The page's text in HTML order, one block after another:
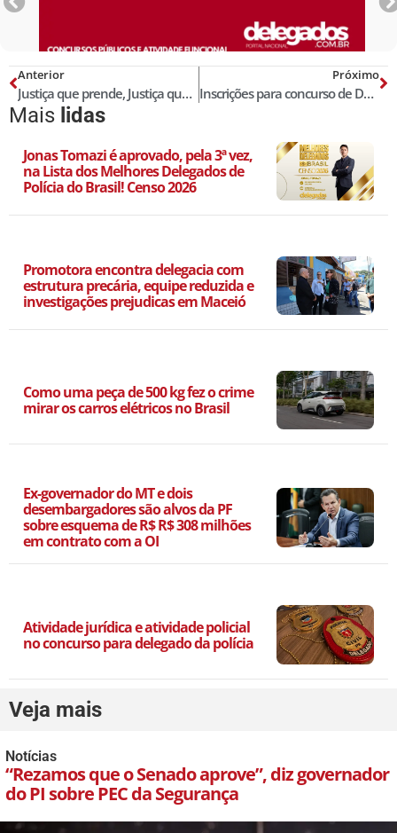
Anterior
Justiça que prende, Justiça que solta
Próximo
Inscrições para concurso de Delegado da Polícia Civil de Goiás abrem amanhã!
Mais lidas
Jonas Tomazi é aprovado, pela 3ª vez,
na Lista dos Melhores Delegados de
Polícia do Brasil! Censo 2026
Promotora encontra delegacia com
estrutura precária, equipe reduzida e
investigações prejudicas em Maceió
Como uma peça de 500 kg fez o crime
mirar os carros elétricos no Brasil
Ex-governador do MT e dois
desembargadores são alvos da PF
sobre esquema de R$ R$ 308 milhões
em contrato com a OI
Atividade jurídica e atividade policial
no concurso para delegado da polícia
Veja mais
Notícias
“Rezamos que o Senado aprove”, diz governador
do PI sobre PEC da Segurança